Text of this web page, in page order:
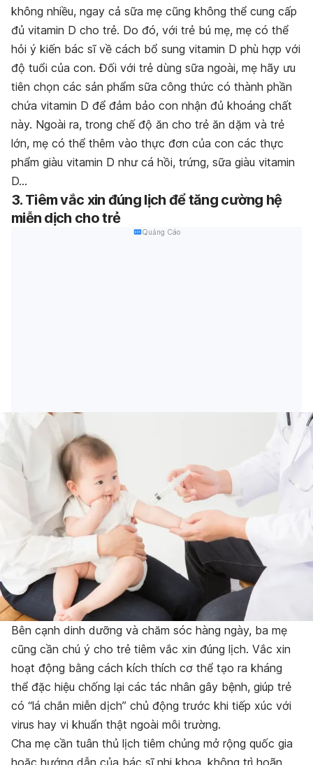
không nhiều, ngay cả sữa mẹ cũng không thể cung cấp
đủ vitamin D cho trẻ. Do đó, với trẻ bú mẹ, mẹ có thể
hỏi ý kiến bác sĩ về cách bổ sung vitamin D phù hợp với
độ tuổi của con. Đối với trẻ dùng sữa ngoài, mẹ hãy ưu
tiên chọn các sản phẩm sữa công thức có thành phần
chứa vitamin D để đảm bảo con nhận đủ khoáng chất
này. Ngoài ra, trong chế độ ăn cho trẻ ăn dặm và trẻ
lớn, mẹ có thể thêm vào thực đơn của con các thực
phẩm giàu vitamin D như cá hồi, trứng, sữa giàu vitamin
D…
3. Tiêm vắc xin đúng lịch để tăng cường hệ
miễn dịch cho trẻ
Quảng Cáo
Bên cạnh dinh dưỡng và chăm sóc hàng ngày, ba mẹ
cũng cần chú ý cho trẻ tiêm vắc xin đúng lịch. Vắc xin
hoạt động bằng cách kích thích cơ thể tạo ra kháng
thể đặc hiệu chống lại các tác nhân gây bệnh, giúp trẻ
có “lá chắn miễn dịch” chủ động trước khi tiếp xúc với
virus hay vi khuẩn thật ngoài môi trường.
Cha mẹ cần tuân thủ lịch tiêm chủng mở rộng quốc gia